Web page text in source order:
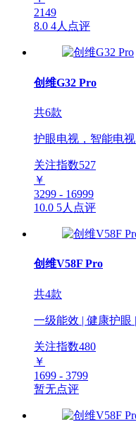
2149
8.0 4人点评
创维G32 Pro
共6款
护眼电视，智能电
关注指数527
￥
3299 - 16999
10.0 5人点评
创维V58F Pro
共4款
一级能效 | 健康护眼
关注指数480
￥
1699 - 3799
暂无点评